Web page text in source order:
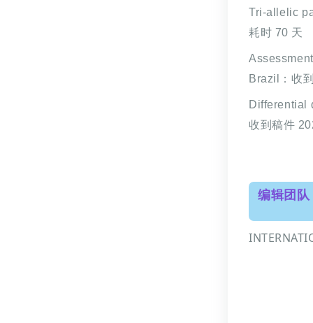
Tri‑allelic
耗时 70 天
Brazil
：收
Differential
收到稿件
编辑团队